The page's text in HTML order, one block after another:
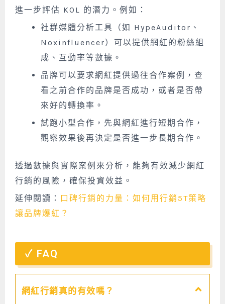
進一步評估 KOL 的潛力。例如：
社群媒體分析工具（如 HypeAuditor、
Noxinfluencer）可以提供網紅的粉絲組
成、互動率等數據。
品牌可以要求網紅提供過往合作案例，查
看之前合作的品牌是否成功，或者是否帶
來好的轉換率。
試跑小型合作，先與網紅進行短期合作，
觀察效果後再決定是否進一步長期合作。
透過數據與實際案例來分析，能夠有效減少網紅
行銷的風險，確保投資效益。
延伸閱讀：
口碑行銷的力量：如何用行銷5T策略
讓品牌爆紅？
FAQ
網紅行銷真的有效嗎？